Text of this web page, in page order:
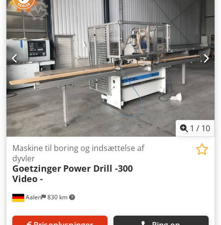
1 / 10
Aalen 830 km
Maskine til boring og indsættelse af
dyvler
Goetzinger Power Drill -300
Video -